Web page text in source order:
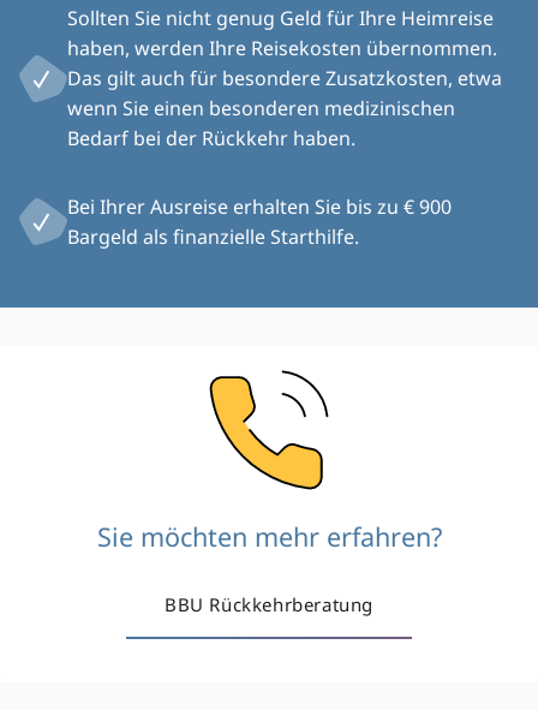
Sollten Sie nicht genug Geld für Ihre Heimreise
haben, werden Ihre Reisekosten übernommen.
Das gilt auch für besondere Zusatzkosten, etwa
wenn Sie einen besonderen medizinischen
Bedarf bei der Rückkehr haben.
Bei Ihrer Ausreise erhalten Sie bis zu € 900
Bargeld als finanzielle Starthilfe.
Sie möchten mehr erfahren?
BBU Rückkehrberatung